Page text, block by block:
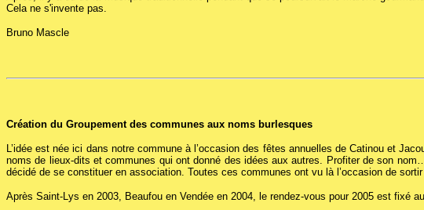
Cela ne s'invente pas.
Bruno Mascle
Création du Groupement des communes aux noms burlesques
L’idée est née ici dans notre commune à l’occasion des fêtes annuelles de Catinou et
noms de lieux-dits et communes qui ont donné des idées aux autres. Profiter de son
décidé de se constituer en association. Toutes ces communes ont vu là l’occasion de
Après Saint-Lys en 2003, Beaufou en Vendée en 2004, le rendez-vous pour 2005 est fixé